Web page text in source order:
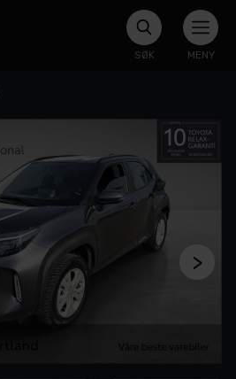
SØK MENY
>